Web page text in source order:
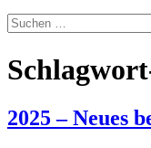
Suchen
nach:
2025 – Neues